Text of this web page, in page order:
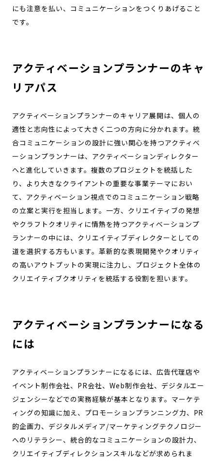
にも注意を払い、コミュニケーションをつくりあげること
です。
アクティベーションプランナーのキャ
リアパス
アクティベーションプランナーのキャリア展開は、個人の
適性と志向性によって大きく二つの方向に分かれます。統
合コミュニケーションの設計に強い関心を持つアクティべ
ーションプランナーは、アクティベーションディレクター
へと進化していきます。複数のプロジェクトを統括した
り、より大きなクライアントの重要な事業テーマにおい
て、アクティベーション視点でのコミュニケーション戦略
の立案と実行を担当します。一方、クリエイティブの発想
やクラフトクオリティに情熱を持つアクティべーションプ
ランナーの中には、クリエイティブディレクターとしての
道を選択する方もいます。革新的な表現開発やクオリティ
の高いアウトプットの実現に注力し、プロジェクト全体の
クリエイティブクオリティを統括する役割を担います。
アクティベーションプランナーになる
には
アクティベーションプランナーになるには、広告代理店や
イベント制作会社、PR会社、Web制作会社、デジタルエー
ジェンシーなどでの実務経験が基本となります。マーケテ
ィングの知識に加え、プロモーションプランニング力、PR
的企画力、デジタルメディア/マーケティングテクノロジー
へのリテラシー、統合的なコミュニケーションの設計力、
クリエイティブディレクションスキルなどが求められま